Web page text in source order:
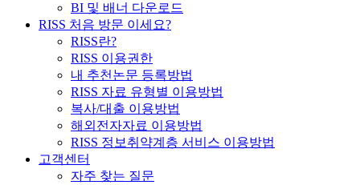
BI 및 배너 다운로드
RISS 처음 방문 이세요?
RISS란?
RISS 이용권한
내 추천논문 등록방법
RISS 자료 유형별 이용방법
복사/대출 이용방법
해외전자자료 이용방법
RISS 정보취약계층 서비스 이용방법
고객센터
자주 찾는 질문